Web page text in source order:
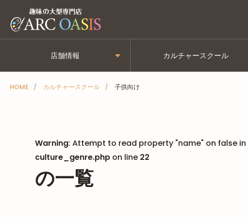
店舗情報 カルチャースクール
HOME カルチャースクール 子供向け
Warning: Attempt to read property "name" on false in
culture_genre.php on line 22
の一覧